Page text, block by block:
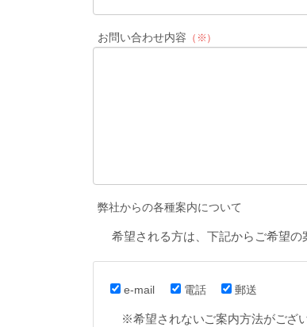
お問い合わせ内容 （※）
弊社からの各種案内について
希望される方は、下記からご希望
e-mail 電話 郵送
※希望されないご案内方法がござ